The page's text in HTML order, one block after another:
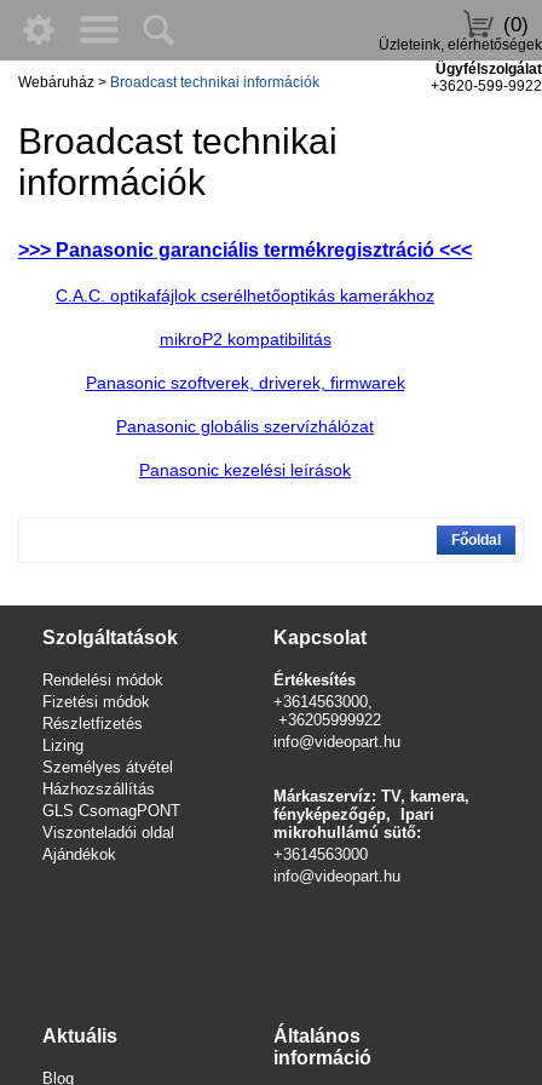
(0)
Üzleteink, elérhetőségek
Ügyfélszolgálat
+3620-599-9922
Webáruház > Broadcast technikai információk
Broadcast technikai
információk
>>> Panasonic garanciális termékregisztráció <<<
C.A.C. optikafájlok cserélhetőoptikás kamerákhoz
mikroP2 kompatibilitás
Panasonic szoftverek, driverek, firmwarek
Panasonic globális szervízhálózat
Panasonic kezelési leírások
Főoldal
Szolgáltatások
Rendelési módok
Fizetési módok
Részletfizetés
Lizing
Személyes átvétel
Házhozszállítás
GLS CsomagPONT
Viszonteladói oldal
Ajándékok
Kapcsolat
Értékesítés
+3614563000,
+36205999922
info@videopart.hu
Márkaszervíz: TV, kamera,
fényképezőgép, Ipari
mikrohullámú sütő:
+3614563000
info@videopart.hu
Aktuális
Blog
Általános
információ